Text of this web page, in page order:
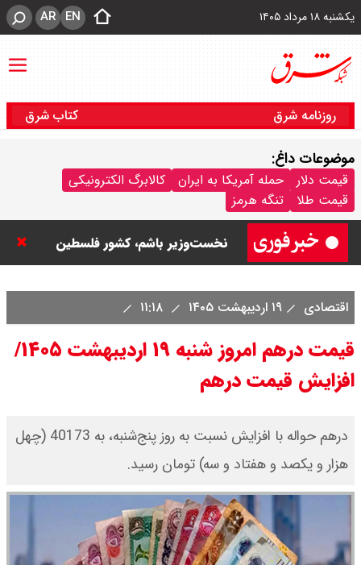
یکشنبه ۱۸ مرداد ۱۴۰۵ EN
AR
روزنامه شرق کتاب شرق
موضوعات داغ:
قیمت دلار حمله آمریکا به ایران
کالابرگ الکترونیکی
قیمت طلا
تنگه هرمز
نتانیاهو: تا زمان خلع سلاح حماس از
غزه خارج نمی‌شویم / تا زمانی که
نخست‌وزیر باشم، کشور فلسطین
ورزشگاه آزادی به نیم فصل اول لیگ
برتر می رسد ؟
سنتی جمهوری‌خواهان را از دست می
دهد؟
بنزین برای دولت چقدر تمام می شود؟
اقتصادی ۱۹ اردیبهشت ۱۴۰۵
قیمت درهم امروز شنبه ۱۹ اردیبهشت ۱۴۰۵/
افزایش قیمت درهم
درهم حواله با افزایش نسبت به روز پنج‌شنبه، به 40173 (چهل
هزار و یکصد و هفتاد و سه) تومان رسید.